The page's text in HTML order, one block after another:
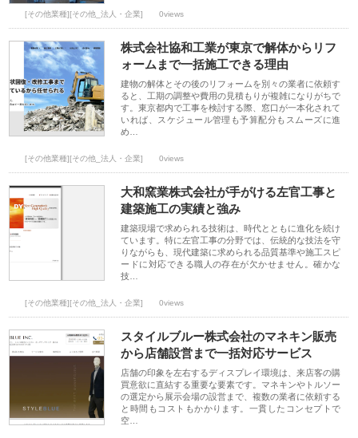
[その他業種][その他_法人・企業] 0views
株式会社協和工業が東京で解体からリフ
ォームまで一括施工できる理由
建物の解体とその後のリフォームを別々の業者に依頼す
ると、工期の調整や費用の見積もりが複雑になりがちで
す。東京都内で工事を検討する際、窓口が一本化されて
いれば、スケジュール管理も予算配分もスムーズに進
め…
[その他業種][その他_法人・企業] 0views
大和窯業株式会社が手がける左官工事と
建築施工の実績と強み
建築現場で求められる技術は、時代とともに進化を続け
ています。特に左官工事の分野では、伝統的な技法を守
りながらも、現代建築に求められる品質基準や施工スピ
ードに対応できる職人の存在が欠かせません。確かな
技…
[その他業種][その他_法人・企業] 0views
スタイルブルー株式会社のマネキン販売
から店舗設営まで一括対応サービス
店舗の印象を左右するディスプレイ環境は、来店客の購
買意欲に直結する重要な要素です。マネキンやトルソー
の選定から展示会場の設営まで、複数の業者に依頼する
と時間もコストもかかります。一貫したコンセプトで
空…